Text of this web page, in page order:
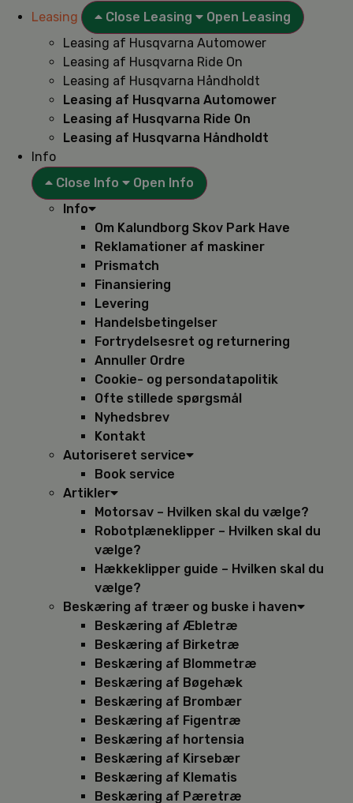
Leasing
Close Leasing
Open Leasing
Leasing af Husqvarna Automower
Leasing af Husqvarna Ride On
Leasing af Husqvarna Håndholdt
Leasing af Husqvarna Automower
Leasing af Husqvarna Ride On
Leasing af Husqvarna Håndholdt
Info
Close Info
Open Info
Info
Om Kalundborg Skov Park Have
Reklamationer af maskiner
Prismatch
Finansiering
Levering
Handelsbetingelser
Fortrydelsesret og returnering
Annuller Ordre
Cookie- og persondatapolitik
Ofte stillede spørgsmål
Nyhedsbrev
Kontakt
Autoriseret service
Book service
Artikler
Motorsav – Hvilken skal du vælge?
Robotplæneklipper – Hvilken skal du
vælge?
Hækkeklipper guide – Hvilken skal du
vælge?
Beskæring af træer og buske i haven
Beskæring af Æbletræ
Beskæring af Birketræ
Beskæring af Blommetræ
Beskæring af Bøgehæk
Beskæring af Brombær
Beskæring af Figentræ
Beskæring af hortensia
Beskæring af Kirsebær
Beskæring af Klematis
Beskæring af Pæretræ